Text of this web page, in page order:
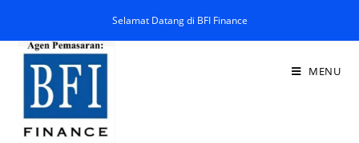
Selamat Datang di BFI Finance
MENU